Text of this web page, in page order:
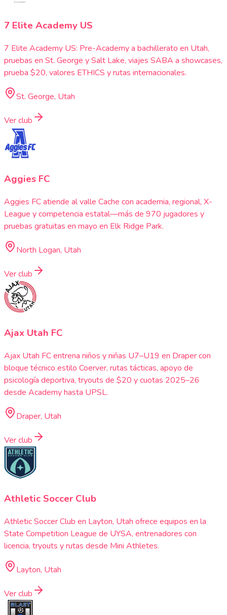
7 Elite Academy US
7 Elite Academy US: Pre-Academy a bachillerato en Utah,
pruebas en St. George y Salt Lake, viajes SABA a showcases,
prueba $20, valores ETHICS y rutas internacionales.
St. George, Utah
Ver club
Aggies FC
Aggies FC atiende al valle Cache con academia, regional, X-
League y competencia estatal—más de 970 jugadores y
pruebas gratuitas en mayo en Elk Ridge Park.
North Logan, Utah
Ver club
Ajax Utah FC
Ajax Utah FC entrena niños y niñas U7–U19 en Draper con
bloque técnico estilo Coerver, rutas tácticas, apoyo de
psicología deportiva, tryouts de $20 y cuotas 2025–26
desde Academy hasta UPSL.
Draper, Utah
Ver club
Athletic Soccer Club
Athletic Soccer Club en Layton, Utah ofrece equipos en la
State Competition League de UYSA, entrenadores con
licencia, tryouts y rutas desde Mini Athletes.
Layton, Utah
Ver club